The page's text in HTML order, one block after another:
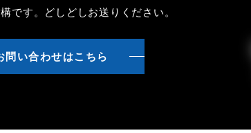
です。どしどしお送りください。
問い合わせはこちら